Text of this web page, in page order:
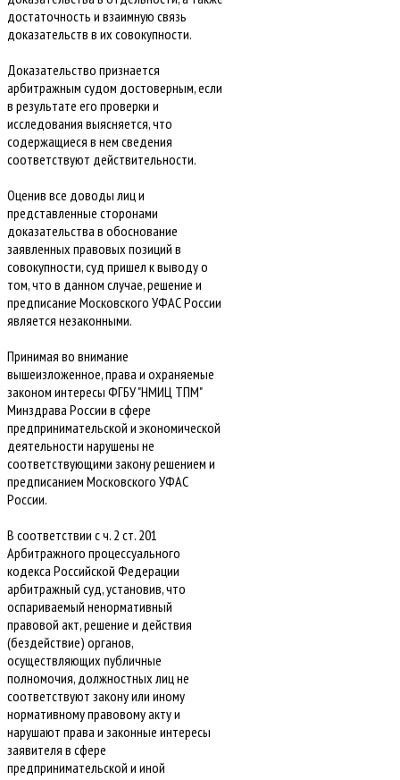
достаточность и взаимную связь
доказательств в их совокупности.
Доказательство признается
арбитражным судом достоверным, если
в результате его проверки и
исследования выясняется, что
содержащиеся в нем сведения
соответствуют действительности.
Оценив все доводы лиц и
представленные сторонами
доказательства в обоснование
заявленных правовых позиций в
совокупности, суд пришел к выводу о
том, что в данном случае, решение и
предписание Московского УФАС России
является незаконными.
Принимая во внимание
вышеизложенное, права и охраняемые
законом интересы ФГБУ "НМИЦ ТПМ"
Минздрава России в сфере
предпринимательской и экономической
деятельности нарушены не
соответствующими закону решением и
предписанием Московского УФАС
России.
В соответствии с ч. 2 ст. 201
Арбитражного процессуального
кодекса Российской Федерации
арбитражный суд, установив, что
оспариваемый ненормативный
правовой акт, решение и действия
(бездействие) органов,
осуществляющих публичные
полномочия, должностных лиц не
соответствуют закону или иному
нормативному правовому акту и
нарушают права и законные интересы
заявителя в сфере
предпринимательской и иной